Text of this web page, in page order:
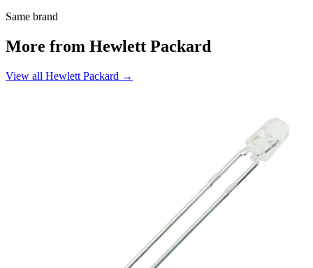
Same brand
More from Hewlett Packard
View all Hewlett Packard →